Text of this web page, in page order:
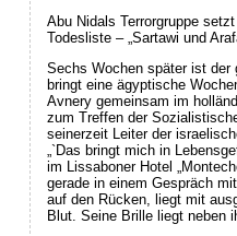
Abu Nidals Terrorgruppe
Todesliste – „Sartawi und
Sechs Wochen später ist der
bringt eine ägyptische
Avnery gemeinsam im
zum Treffen der
seinerzeit Leiter der
„`Das bringt mich in
im Lissaboner Hotel
gerade in einem Gespräch
auf den Rücken, liegt mit
Blut. Seine Brille liegt neben